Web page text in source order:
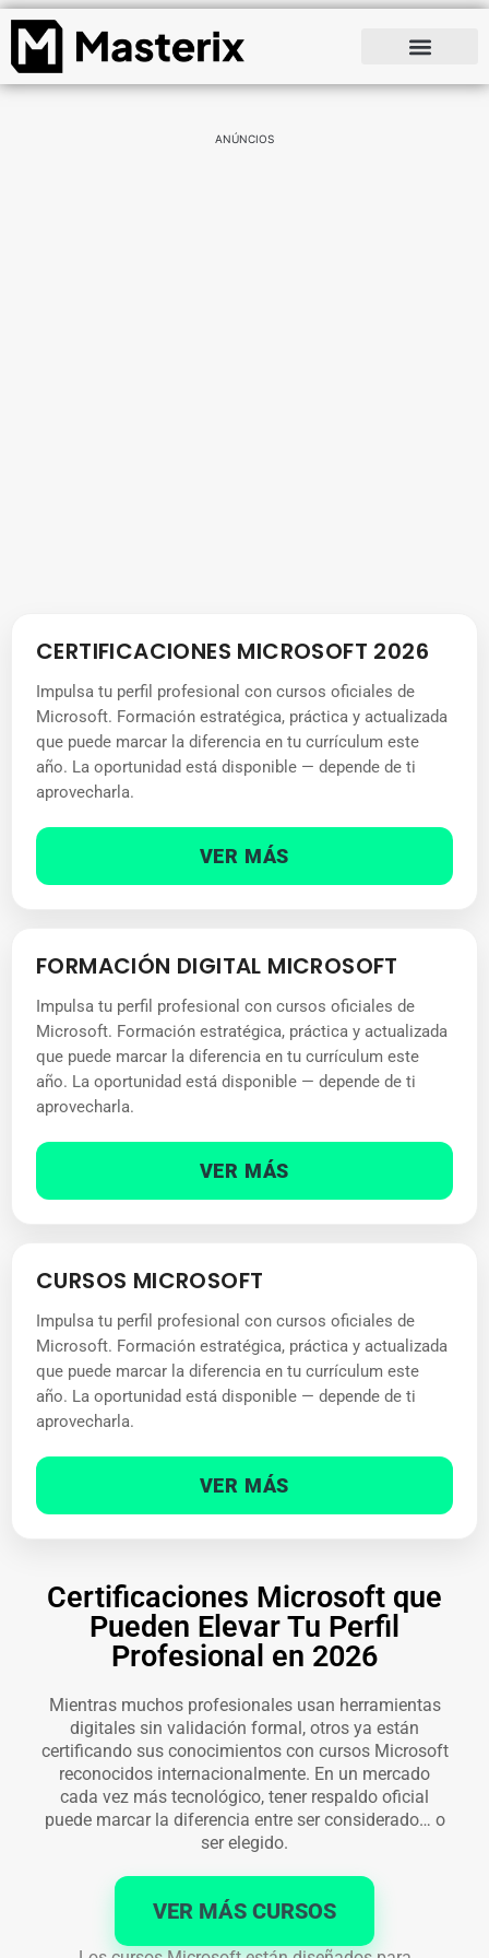
ANÚNCIOS
CERTIFICACIONES MICROSOFT 2026
Impulsa tu perfil profesional con cursos oficiales de
Microsoft. Formación estratégica, práctica y actualizada
que puede marcar la diferencia en tu currículum este
año. La oportunidad está disponible — depende de ti
aprovecharla.
VER MÁS
FORMACIÓN DIGITAL MICROSOFT
Impulsa tu perfil profesional con cursos oficiales de
Microsoft. Formación estratégica, práctica y actualizada
que puede marcar la diferencia en tu currículum este
año. La oportunidad está disponible — depende de ti
aprovecharla.
VER MÁS
CURSOS MICROSOFT
Impulsa tu perfil profesional con cursos oficiales de
Microsoft. Formación estratégica, práctica y actualizada
que puede marcar la diferencia en tu currículum este
año. La oportunidad está disponible — depende de ti
aprovecharla.
VER MÁS
Certificaciones Microsoft que
Pueden Elevar Tu Perfil
Profesional en 2026
Mientras muchos profesionales usan herramientas
digitales sin validación formal, otros ya están
certificando sus conocimientos con cursos Microsoft
reconocidos internacionalmente. En un mercado
cada vez más tecnológico, tener respaldo oficial
puede marcar la diferencia entre ser considerado… o
ser elegido.
VER MÁS CURSOS